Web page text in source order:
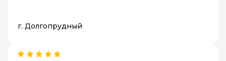
г. Долгопрудный